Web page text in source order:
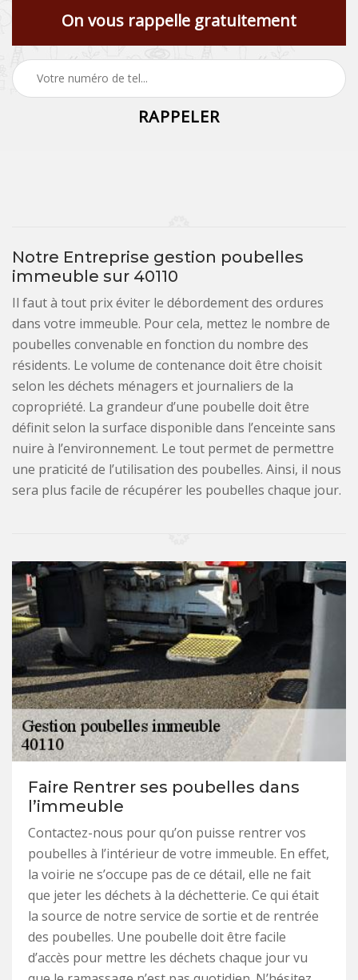
On vous rappelle gratuitement
Notre Entreprise gestion poubelles
immeuble sur 40110
Il faut à tout prix éviter le débordement des ordures
dans votre immeuble. Pour cela, mettez le nombre de
poubelles convenable en fonction du nombre des
résidents. Le volume de contenance doit être choisit
selon les déchets ménagers et journaliers de la
copropriété. La grandeur d’une poubelle doit être
définit selon la surface disponible dans l’enceinte sans
nuire à l’environnement. Le tout permet de permettre
une praticité de l’utilisation des poubelles. Ainsi, il nous
sera plus facile de récupérer les poubelles chaque jour.
Faire Rentrer ses poubelles dans
l’immeuble
Contactez-nous pour qu’on puisse rentrer vos
poubelles à l’intérieur de votre immeuble. En effet,
la voirie ne s’occupe pas de ce détail, elle ne fait
que jeter les déchets à la déchetterie. Ce qui était
la source de notre service de sortie et de rentrée
des poubelles. Une poubelle doit être facile
d’accès pour mettre les déchets chaque jour vu